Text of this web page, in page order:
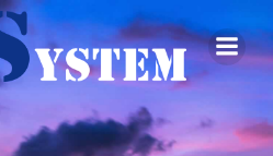
コ
ン
テ
へ